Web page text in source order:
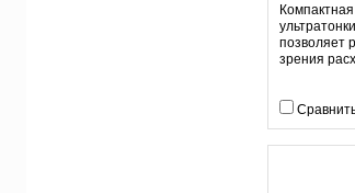
позволяет
зрения